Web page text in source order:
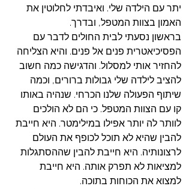
יתר עם הילדה שלי. ואיבדתי לחלוטין את
האמון בצוות המטפל, ובדרך.
בראשון נסעתי לבית החולים לדבר עם
הפסיכיאטרית פנים אל פנים. והיא הצליחה
להחזיר אותי למסלול. והדגישה כמה חשוב
להציב לילדה שלי גבולות ברורים, וכמה
שיתוף הפעולה שלנו הכרחי. שנהיה באותו
קו עם הצוות המטפל. כי הם לא הולכים
לוותר לה יותר אפילו במילימטר. היא חייבת
להבין שהיא לא תוכל לכופף את העולם
לרצונותיה. היא חייבת להבין שההסתגלות
למציאות לא תפרק אותה. היא חייבת
למצוא את הכוחות בתוכה.